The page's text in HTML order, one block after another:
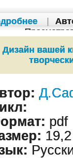
Дизайн вашей
pdf